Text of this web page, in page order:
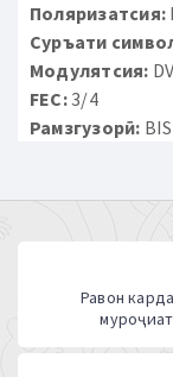
Поляризатсия:
Суръати
Модулятсия:
FEC:3/4
Рамзгузорӣ:
Равон
муроҷиат